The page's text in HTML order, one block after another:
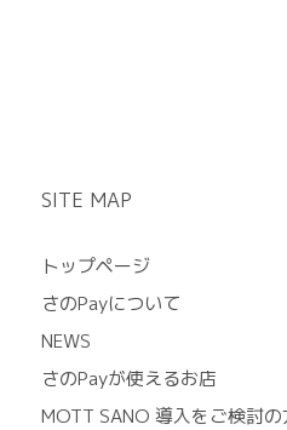
SITE MAP
トップページ
さのPayについて
NEWS
さのPayが使えるお店
MOTT SANO 導入をご検討の